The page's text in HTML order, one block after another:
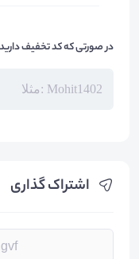
اشتراک گذاری
در صورتی که کد تخفیف